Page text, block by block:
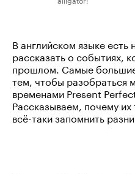
В английском языке есть
рассказать о событиях,
прошлом. Самые
тем, чтобы разобраться
временами Present
Рассказываем, почему их
всё-таки запомнить